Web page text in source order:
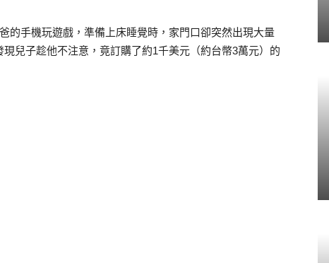
的手機玩遊戲，準備上床睡覺時，家門口卻突然出現大量
兒子趁他不注意，竟訂購了約1千美元（約台幣3萬元）的